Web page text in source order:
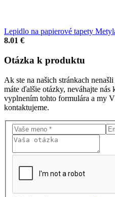
Lepidlo na papierové tapety
8.01 €
Otázka k produktu
Ak ste na našich stránkach
máte ďalšie otázky, neváhajte
vyplnením tohto formulára a my
kontaktujeme.